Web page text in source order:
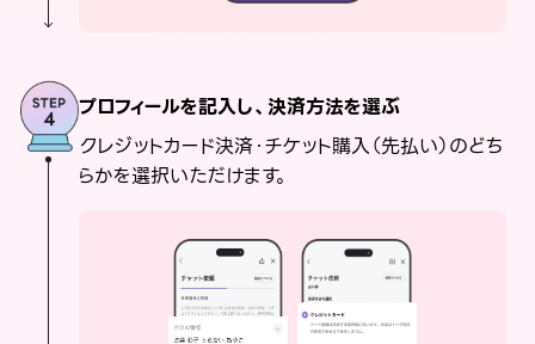
プロフィールを記入し、決済方法を選ぶ
クレジットカード決済・チケット購入（先払い）のどち
らかを選択いただけます。